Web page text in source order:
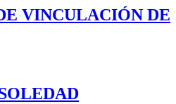
VINCULACIÓN DE